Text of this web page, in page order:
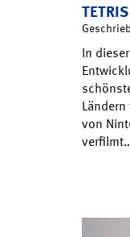
In
von